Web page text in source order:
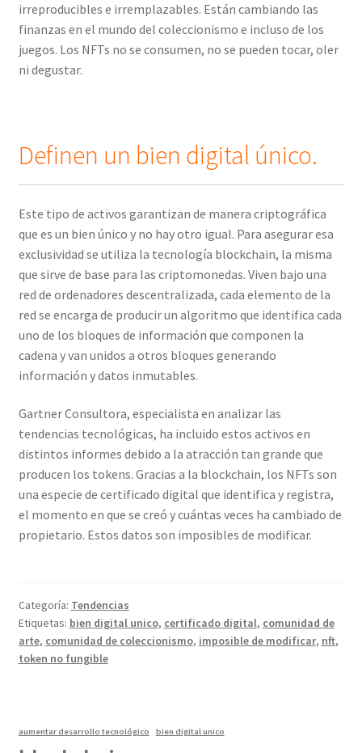
irreproducibles e irremplazables. Están cambiando las
finanzas en el mundo del coleccionismo e incluso de los
juegos. Los NFTs no se consumen, no se pueden tocar, oler
ni degustar.
Definen un bien digital único.
Este tipo de activos garantizan de manera criptográfica
que es un bien único y no hay otro igual. Para asegurar esa
exclusividad se utiliza la tecnología blockchain, la misma
que sirve de base para las criptomonedas. Viven bajo una
red de ordenadores descentralizada, cada elemento de la
red se encarga de producir un algoritmo que identifica cada
uno de los bloques de información que componen la
cadena y van unidos a otros bloques generando
información y datos inmutables.
Gartner Consultora, especialista en analizar las
tendencias tecnológicas, ha incluido estos activos en
distintos informes debido a la atracción tan grande que
producen los tokens. Gracias a la blockchain, los NFTs son
una especie de certificado digital que identifica y registra,
el momento en que se creó y cuántas veces ha cambiado de
propietario. Estos datos son imposibles de modificar.
Categoría: Tendencias
Etiquetas: bien digital unico, certificado digital, comunidad de
arte, comunidad de coleccionismo, imposible de modificar, nft,
token no fungible
aumentar desarrollo tecnológico bien digital unico